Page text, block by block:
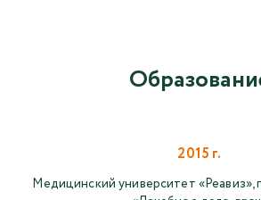
2015 г.
Медицинский университет «Реавиз»,